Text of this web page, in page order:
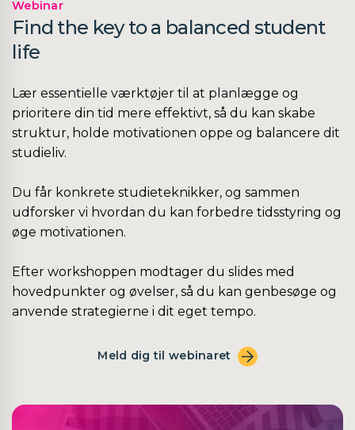
Webinar
Find the key to a balanced student
life
Lær essentielle værktøjer til at planlægge og
prioritere din tid mere effektivt, så du kan skabe
struktur, holde motivationen oppe og balancere dit
studieliv.
Du får konkrete studieteknikker, og sammen
udforsker vi hvordan du kan forbedre tidsstyring og
øge motivationen.
Efter workshoppen modtager du slides med
hovedpunkter og øvelser, så du kan genbesøge og
anvende strategierne i dit eget tempo.
Meld dig til webinaret